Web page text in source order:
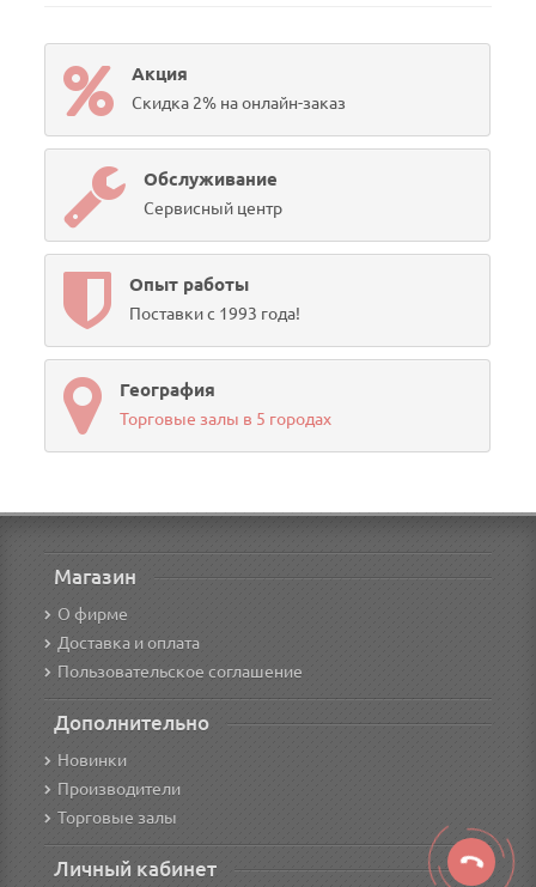
Акция
Скидка 2% на онлайн-заказ
Обслуживание
Сервисный центр
Опыт работы
Поставки с 1993 года!
География
Торговые залы в 5 городах
Магазин
О фирме
Доставка и оплата
Пользовательское соглашение
Дополнительно
Новинки
Производители
Торговые залы
Личный кабинет